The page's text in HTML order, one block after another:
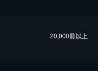
20,000冊以上